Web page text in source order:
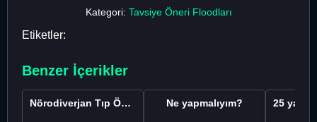
Kategori: Tavsiye Öneri Floodları
Etiketler:
Benzer İçerikler
Nörodiverjan Tıp Öğrencisi Yeni Bir Yol Arıyor Ne yapmalıyım?